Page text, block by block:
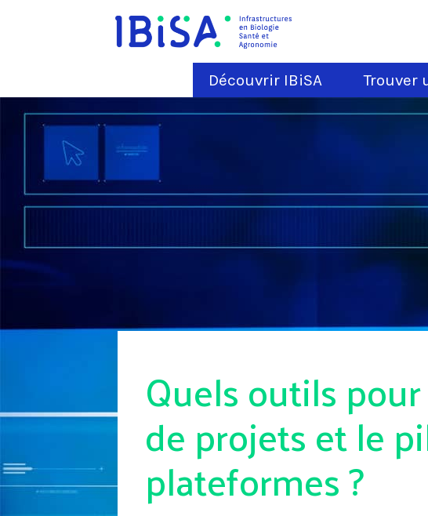
Découvrir IBiSA Trouver
Quels outils
de projets et le
plateformes ?